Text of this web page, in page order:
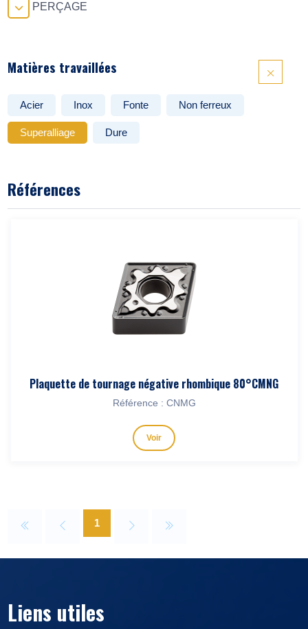
PERÇAGE
Matières travaillées
Acier Inox Fonte Non ferreux
Superalliage Dure
Références
Plaquette de tournage négative rhombique 80°CMNG
Référence : CNMG
Voir
1
Liens utiles